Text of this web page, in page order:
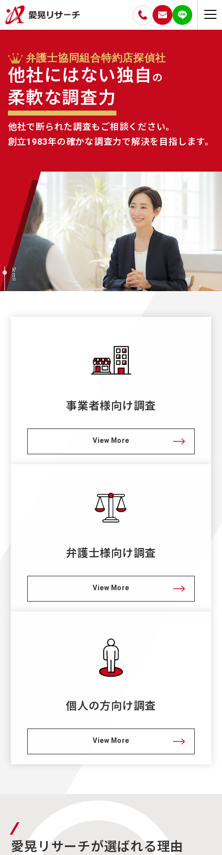
弁護士協同組合特約店探偵社
他社にはない独自 の
柔軟な調査力
他社で断られた調査もご相談ください。
創立1983年の確かな調査力で解決を目指します。
Scroll
事業者様向け調査
View More
弁護士様向け調査
View More
個人の方向け調査
View More
愛晃リサーチが選ばれる理由